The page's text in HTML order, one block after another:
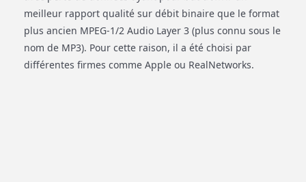
meilleur rapport qualité sur débit binaire que le format
plus ancien MPEG-1/2 Audio Layer 3 (plus connu sous le
nom de MP3). Pour cette raison, il a été choisi par
différentes firmes comme Apple ou RealNetworks.